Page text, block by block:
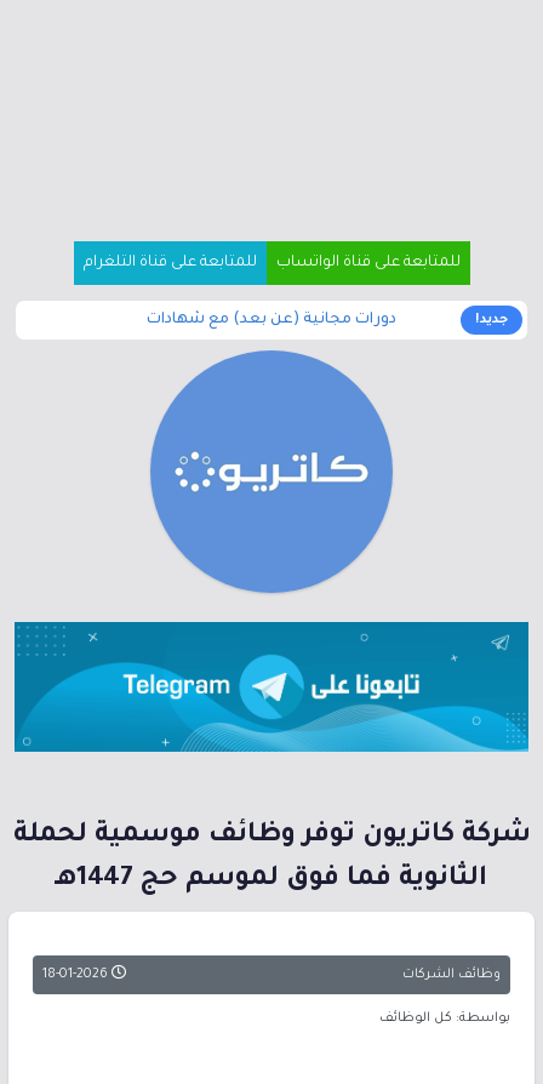
للمتابعة على قناة الواتساب للمتابعة على قناة التلغرام
جديد! دورات مجانية (عن بعد) مع شهادات
شركة كاتريون توفر وظائف موسمية لحملة
الثانوية فما فوق لموسم حج 1447هـ
وظائف الشركات 18-01-2026
بواسطة: كل الوظائف